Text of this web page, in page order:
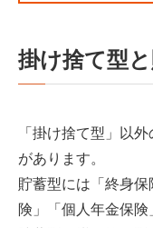
掛け捨て型
「掛け捨て型」以
があります。
貯蓄型には「終身
険」「個人年金保険